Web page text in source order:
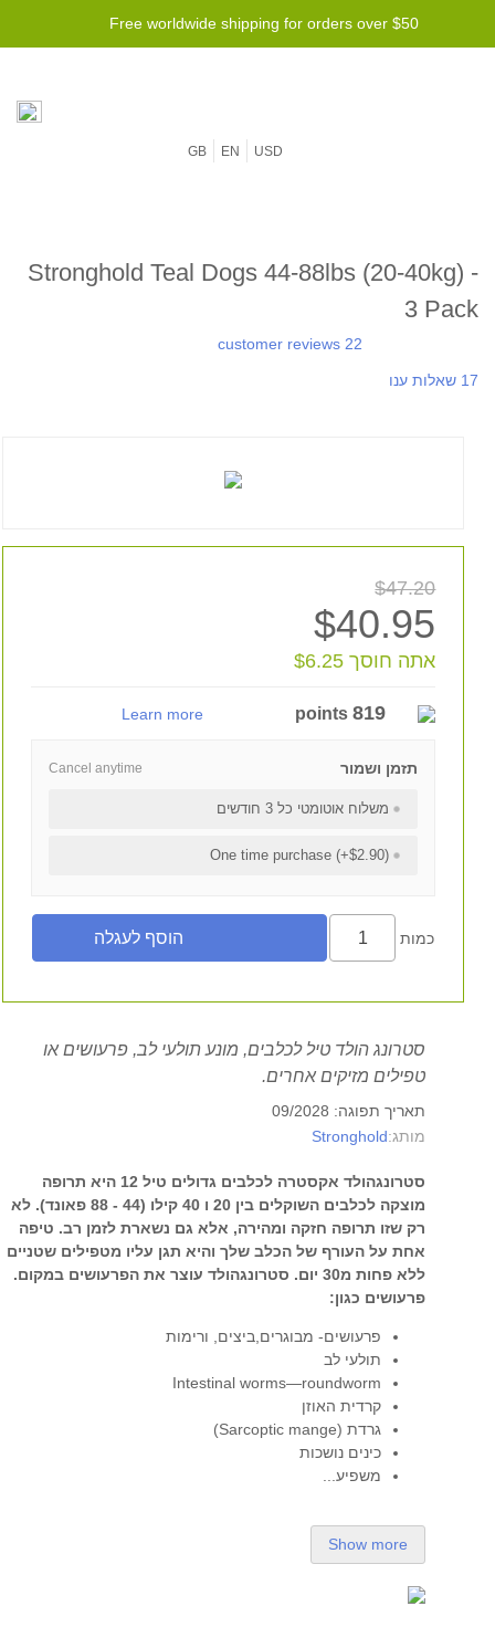
Free worldwide shipping for orders over $50
GB EN USD
Stronghold Teal Dogs 44-88lbs (20-40kg) -
3 Pack
22 customer reviews
17 שאלות ענו
$47.20
$40.95
אתה חוסך $6.25
819
points
Learn more
Cancel anytime תזמן ושמור
משלוח אוטומטי כל 3 חודשים
One time purchase (+$2.90)
כמות
סטרונג הולד טיל לכלבים, מונע תולעי לב, פרעושים או
טפילים מזיקים אחרים.
תאריך תפוגה: 09/2028
מותג:Stronghold
סטרונגהולד אקסטרה לכלבים גדולים טיל 12 היא תרופה
מוצקה לכלבים השוקלים בין 20 ו 40 קילו (44 - 88 פאונד). לא
רק שזו תרופה חזקה ומהירה, אלא גם נשארת לזמן רב. טיפה
אחת על העורף של הכלב שלך והיא תגן עליו מטפילים שטניים
ללא פחות מ30 יום. סטרונגהולד עוצר את הפרעושים במקום.
פרעושים כגון:
פרעושים- מבוגרים,ביצים, ורימות
תולעי לב
Intestinal worms—roundworm
קרדית האוזן
גרדת (Sarcoptic mange)
כינים נושכות
משפיע...
Show more